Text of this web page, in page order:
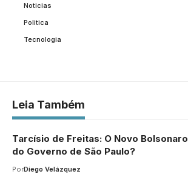
Noticias
Politica
Tecnologia
Leia Também
Tarcísio de Freitas: O Novo Bolsonaro
do Governo de São Paulo?
PorDiego Velázquez